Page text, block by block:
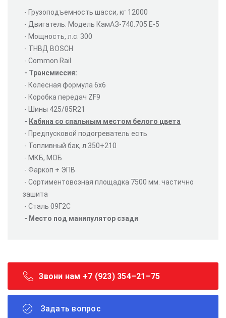
- Грузоподъемность шасси, кг 12000
- Двигатель: Модель КамАЗ-740.705 Е-5
- Мощность, л.с. 300
- ТНВД BOSCH
- Common Rail
- Трансмиссия:
- Колесная формула 6х6
- Коробка передач ZF9
- Шины 425/85R21
- Кабина со спальным местом белого цвета
- Предпусковой подогреватель есть
- Топливный бак, л 350+210
- МКБ, МОБ
- Фаркоп + ЭПВ
- Сортиментовозная площадка 7500 мм. частично
зашита
- Сталь 09Г2С
- Место под манипулятор сзади
Звони нам +7 (923) 354–21–75
Задать вопрос